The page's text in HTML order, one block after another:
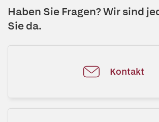
Haben Sie Fragen? Wir sind
Sie da.
Kontakt